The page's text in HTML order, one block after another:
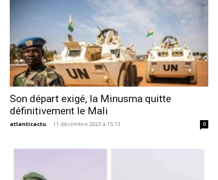
Son départ exigé, la Minusma quitte
définitivement le Mali
atlanticactu - 11 décembre 2023 à 15:13 0